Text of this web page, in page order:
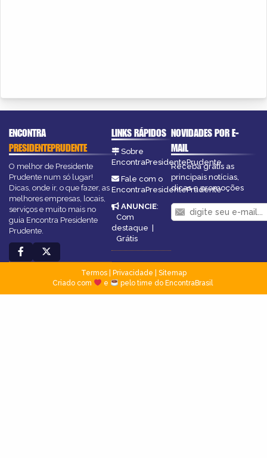
ENCONTRA
PRESIDENTEPRUDENTE
O melhor de Presidente
Prudente num só lugar!
Dicas, onde ir, o que fazer, as
melhores empresas, locais,
serviços e muito mais no
guia Encontra Presidente
Prudente.
LINKS RÁPIDOS
Sobre
EncontraPresidentePrudente
Fale com o
EncontraPresidentePrudente
ANUNCIE:
Com
destaque |
Grátis
NOVIDADES POR E-
MAIL
Receba grátis as
principais notícias,
dicas e promoções
Termos| Privacidade
Sitemap
Criado com
e pelo time do EncontraBrasil